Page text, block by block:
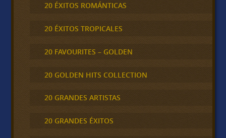
20 ÉXITOS ROMÁNTICAS
20 ÉXITOS TROPICALES
20 FAVOURITES – GOLDEN
20 GOLDEN HITS COLLECTION
20 GRANDES ARTISTAS
20 GRANDES ÉXITOS